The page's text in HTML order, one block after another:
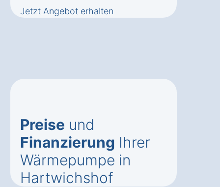
Jetzt Angebot erhalten
Preise und
Finanzierung Ihrer
Wärmepumpe in
Hartwichshof